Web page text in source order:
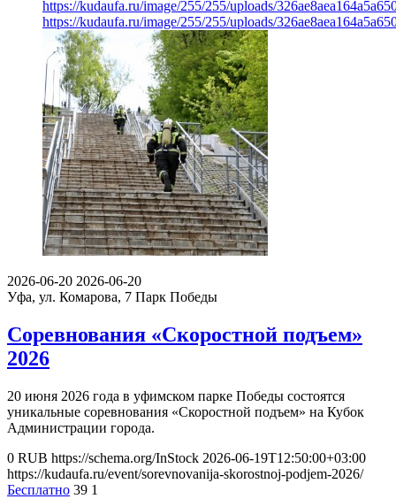
https://kudaufa.ru/image/255/255/uploads/
https://kudaufa.ru/image/255/255/uploads/
2026-06-20 2026-06-20
Уфа, ул. Комарова, 7 Парк Победы
Соревнования «Скоростной подъем»
2026
20 июня 2026 года в уфимском парке Победы состоятся
уникальные соревнования «Скоростной подъем» на Кубок
Администрации города.
0 RUB https://schema.org/InStock 2026-06-19T12:50:00+03:00
https://kudaufa.ru/event/sorevnovanija-skorostnoj-podjem-2026/
Бесплатно 39 1